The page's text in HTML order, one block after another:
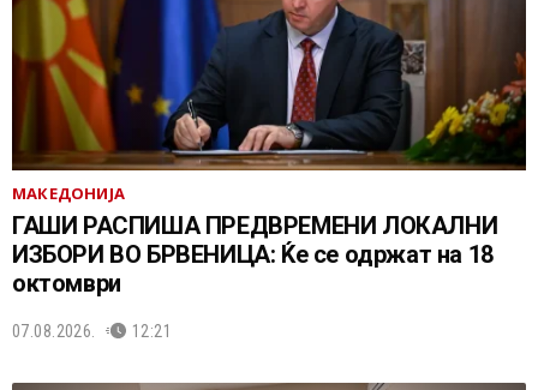
МАКЕДОНИЈА
ГАШИ РАСПИША ПРЕДВРЕМЕНИ ЛОКАЛНИ
ИЗБОРИ ВО БРВЕНИЦА: Ќе се одржат на 18
октомври
07.08.2026. 12:21